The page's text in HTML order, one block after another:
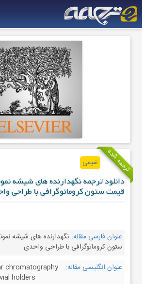
ترجمه شده شیمی
دانلود ترجمه نگهدارنده های شیشه
قیمت ستون کروماتوگرافی با طراحی
عنوان فارسی مقاله: نگهدارنده های شیشه
ستون کروماتوگرافی با طراحی واحدی
عنوان انگلیسی مقاله:
chromatography
holders